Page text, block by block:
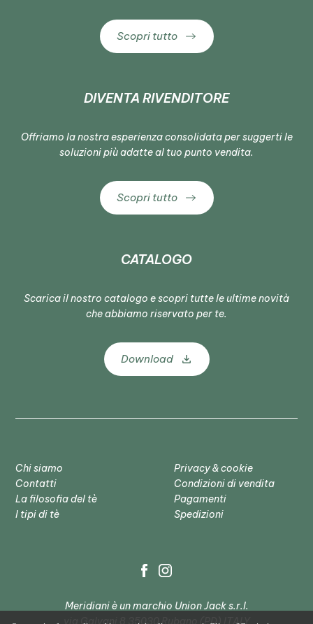
Scopri tutto
DIVENTA RIVENDITORE
Offriamo la nostra esperienza consolidata per suggerti le
soluzioni più adatte al tuo punto vendita.
Scopri tutto
CATALOGO
Scarica il nostro catalogo e scopri tutte le ultime novità
che abbiamo riservato per te.
Download
Chi siamo
Contatti
La filosofia del tè
I tipi di tè
Privacy & cookie
Condizioni di vendita
Pagamenti
Spedizioni
Meridiani è un marchio Union Jack s.r.l.
via Galvani 8 35030 Rubano (PD) ITALY